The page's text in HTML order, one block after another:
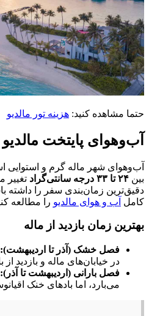
حتما مشاهده کنید: هزینه تور مالدیو
آب‌وهوای پایتخت مالدیو
آب‌وهوای شهر ماله گرم و
بین ۲۴ تا ۳۳ درجه سانتی‌گراد
تغییر
دقیق‌ترین زمان‌بندی سفر را داشته
کامل آب و هوای مالدیو را مطالعه
بهترین زمان بازدید از ماله
فصل خشک (آذر تا اردیبهشت):
در خیابان‌های ماله و بازدید از
فصل بارانی (اردیبهشت تا آذر):
می‌بارد، اما بادهای خنک